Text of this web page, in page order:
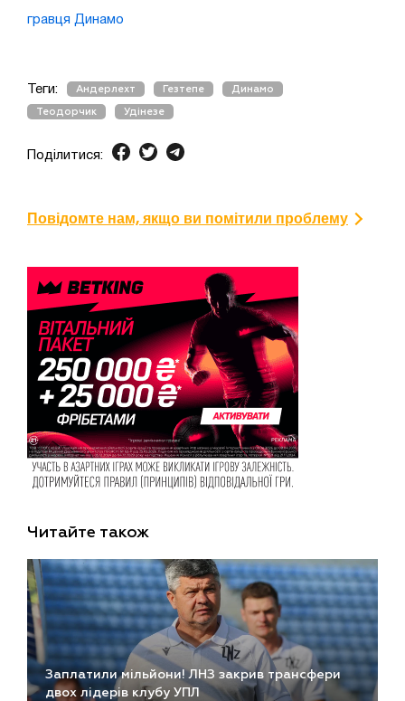
гравця Динамо
Теги: Андерлехт Гезтепе Динамо
Теодорчик Удінезе
Поділитися:
Повідомте нам, якщо ви помітили проблему
Читайте також
Заплатили мільйони! ЛНЗ закрив трансфери
двох лідерів клубу УПЛ